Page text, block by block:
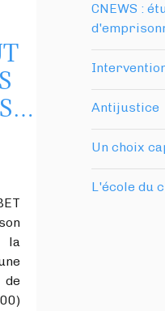
la
CNEWS :
Antijustice
Un choix
L'école du